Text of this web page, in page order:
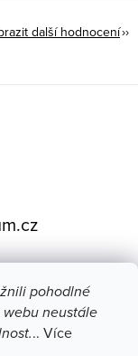
pohodlné
neustále
.. Více
další hodnocení